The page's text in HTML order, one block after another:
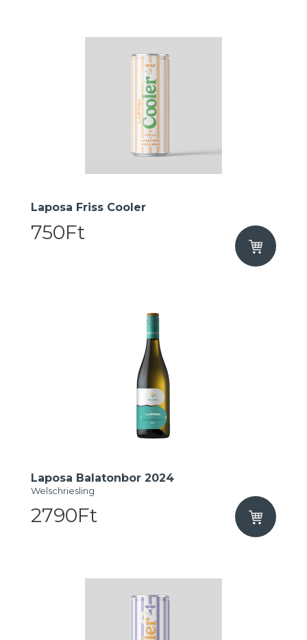
Laposa Friss Cooler
750Ft
Laposa Balatonbor 2024
Welschriesling
2790Ft